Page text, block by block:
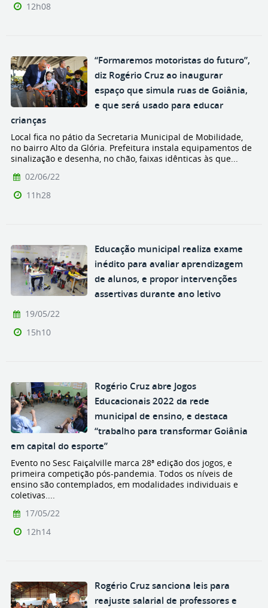
12h08
“Formaremos motoristas do futuro”,
diz Rogério Cruz ao inaugurar
espaço que simula ruas de Goiânia,
e que será usado para educar
crianças
Local fica no pátio da Secretaria Municipal de Mobilidade,
no bairro Alto da Glória. Prefeitura instala equipamentos de
sinalização e desenha, no chão, faixas idênticas às que...
02/06/22
11h28
Educação municipal realiza exame
inédito para avaliar aprendizagem
de alunos, e propor intervenções
assertivas durante ano letivo
19/05/22
15h10
Rogério Cruz abre Jogos
Educacionais 2022 da rede
municipal de ensino, e destaca
“trabalho para transformar Goiânia
em capital do esporte”
Evento no Sesc Faiçalville marca 28ª edição dos jogos, e
primeira competição pós-pandemia. Todos os níveis de
ensino são contemplados, em modalidades individuais e
coletivas....
17/05/22
12h14
Rogério Cruz sanciona leis para
reajuste salarial de professores e